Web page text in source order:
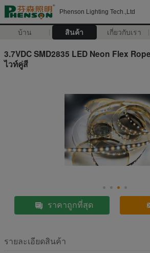
Phenson Lighting Tech.,Ltd
บ้าน สินค้า เกี่ยวกับเรา
3.7VDC SMD2835 LED Neon Flex
ไวท์คู่สี
ราคาถูกที่สุด
รายละเอียดสินค้า